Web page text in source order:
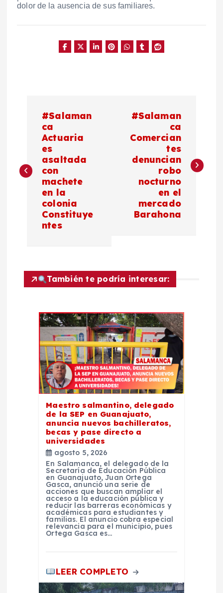
dolor de la ausencia de sus familiares.
e
#Salaman
ca
Actuaria
es
asaltada
con
machete
en la
colonia
Constituye
ntes
#Salaman
ca
Comercian
tes
denuncian
robo
nocturno
en el
mercado
Barahona
También te podría interesar:
Maestro salmantino, delegado
de la SEP en Guanajuato,
anuncia nuevos bachilleratos,
becas y pase directo a
universidades
agosto 5, 2026
En Salamanca, el delegado de la
Secretaría de Educación Pública
en Guanajuato, Juan Ortega
Gasca, anunció una serie de
acciones que buscan ampliar el
acceso a la educación pública y
reducir las barreras económicas y
académicas para estudiantes y
familias. El anuncio cobra especial
relevancia para el municipio, pues
Ortega Gasca es…
LEER COMPLETO